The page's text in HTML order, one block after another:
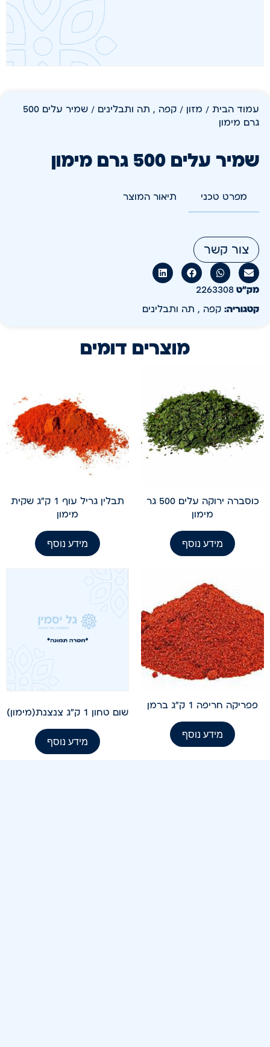
עמוד הבית / מזון / קפה , תה ותבלינים
/ שמיר עלים 500
גרם מימון
שמיר עלים 500 גרם מימון
מפרט טכני תיאור המוצר
צור קשר
מק״ט 2263308
קטגוריה: קפה , תה ותבלינים
מוצרים דומים
כוסברה ירוקה עלים 500 גר
מימון
מידע נוסף
תבלין גריל עוף 1 ק"ג שקית
מימון
מידע נוסף
פפריקה חריפה 1 ק"ג ברמן
מידע נוסף
שום טחון 1 ק"ג צנצנת(מימון)
מידע נוסף